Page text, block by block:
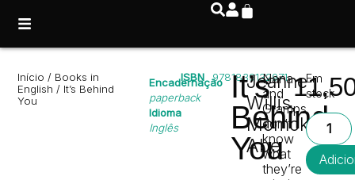
Início / Books in
English / It’s Behind
You
Encadernação
paperback
Idioma
Inglês
ISBN 9781839132971
It’s
Behind
You
Jeanne
Willis,
Momoko
Abe
Nana
and
Gramps
don’t
know
what
they’re
Em
stock